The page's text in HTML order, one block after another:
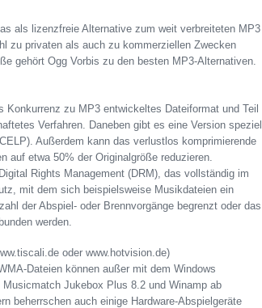
als lizenzfreie Alternative zum weit verbreiteten MP3
zu privaten als auch zu kommerziellen Zwecken
gehört Ogg Vorbis zu den besten MP3-Alternativen.
zu MP3 entwickeltes Dateiformat und Teil
Verfahren. Daneben gibt es eine Version speziell
Außerdem kann das verlustlos komprimierende
auf etwa 50% der Originalgröße reduzieren.
Rights Management (DRM), das vollständig im
mit dem sich beispielsweise Musikdateien ein
der Abspiel- oder Brennvorgänge begrenzt oder das
werden.
oder www.hotvision.de)
Dateien können außer mit dem Windows
Jukebox Plus 8.2 und Winamp ab
beherrschen auch einige Hardware-Abspielgeräte